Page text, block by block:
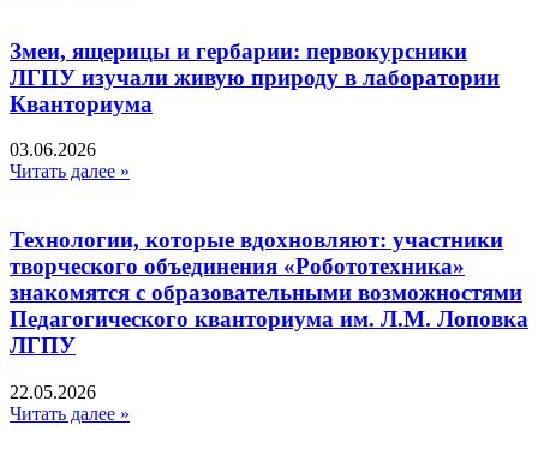
Змеи, ящерицы и гербарии: первокурсники
ЛГПУ изучали живую природу в лаборатории
Кванториума
03.06.2026
Читать далее »
Технологии, которые вдохновляют: участники
творческого объединения «Робототехника»
знакомятся с образовательными возможностями
Педагогического кванториума им. Л.М. Лоповка
ЛГПУ
22.05.2026
Читать далее »